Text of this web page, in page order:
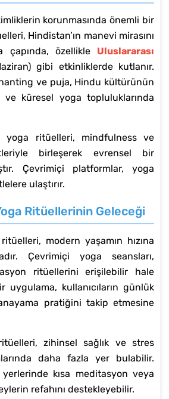
korunmasında önemli bir
Hindistan’ın manevi mirasını
çapında, özellikle Uluslararası
gibi etkinliklerde kutlanır.
ve puja, Hindu kültürünün
ve küresel yoga topluluklarında
yoga ritüelleri, mindfulness ve
birleşerek evrensel bir
Çevrimiçi platformlar, yoga
ulaştırır.
Ritüellerinin Geleceği
modern yaşamın hızına
Çevrimiçi yoga seansları,
ritüellerini erişilebilir hale
uygulama, kullanıcıların günlük
pratiğini takip etmesine
zihinsel sağlık ve stres
daha fazla yer bulabilir.
kısa meditasyon veya
refahını destekleyebilir.